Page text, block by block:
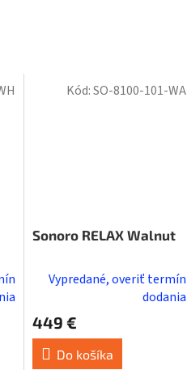
Sonoro RELAX Walnut
Vypredané, overiť termín
dodania
449 €
Do košíka
Kód:SO-8100-101-WA